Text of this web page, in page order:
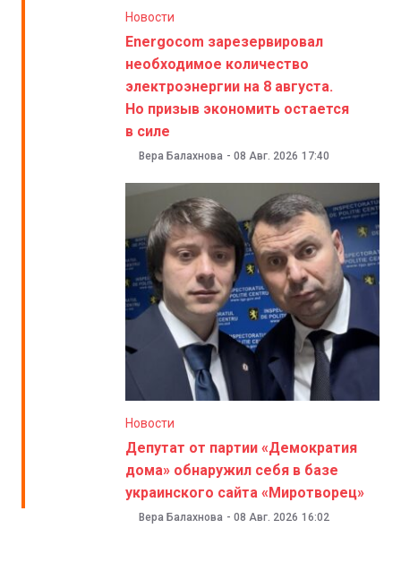
Новости
Energocom зарезервировал
необходимое количество
электроэнергии на 8 августа.
Но призыв экономить остается
в силе
Вера Балахнова - 08 Авг. 2026 17:40
Новости
Депутат от партии «Демократия
дома» обнаружил себя в базе
украинского сайта «Миротворец»
Вера Балахнова - 08 Авг. 2026 16:02